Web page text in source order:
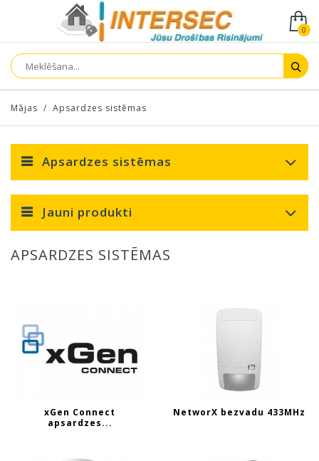
0
Mājas / Apsardzes sistēmas
Apsardzes sistēmas
Jauni produkti
APSARDZES SISTĒMAS
xGen Connect
apsardzes...
NetworX bezvadu 433MHz